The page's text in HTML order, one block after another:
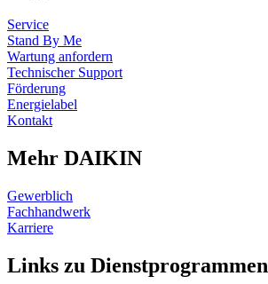
Service
Stand By Me
Wartung anfordern
Technischer Support
Förderung
Energielabel
Kontakt
Mehr DAIKIN
Gewerblich
Fachhandwerk
Karriere
Links zu Dienstprogrammen